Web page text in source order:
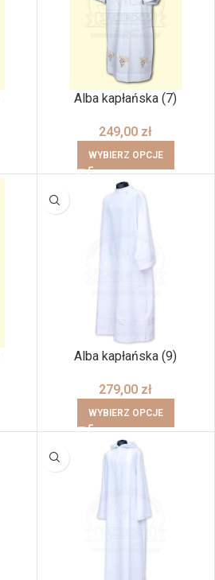
Alba kapłańska (7)
249,00 zł
WYBIERZ OPCJE
Alba kapłańska (9)
279,00 zł
WYBIERZ OPCJE